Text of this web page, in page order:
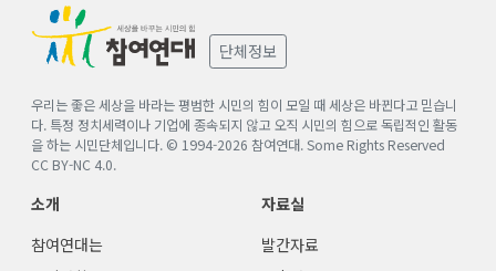
단체정보
우리는 좋은 세상을 바라는 평범한 시민의 힘이 모일 때 세상은 바뀐다고 믿습니
다. 특정 정치세력이나 기업에 종속되지 않고 오직 시민의 힘으로 독립적인 활동
을 하는 시민단체입니다. © 1994-2026 참여연대. Some Rights Reserved
CC BY-NC 4.0.
소개
참여연대는
자료실
발간자료